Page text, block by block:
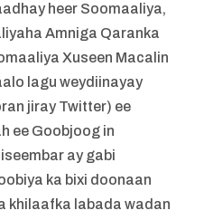
heer Soomaaliya,
Amniga Qaranka
Xuseen Macalin
lagu weydiinayay
jiray Twitter) ee
ee Goobjoog in
ay gabi
ka bixi doonaan
khilaafka labada wadan